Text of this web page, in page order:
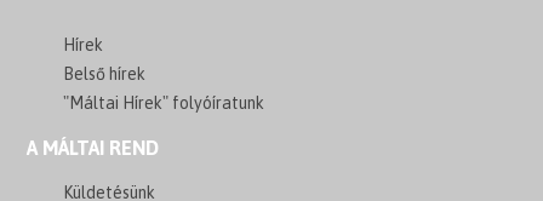
Hírek
Belső hírek
"Máltai Hírek" folyóíratunk
A MÁLTAI REND
Küldetésünk